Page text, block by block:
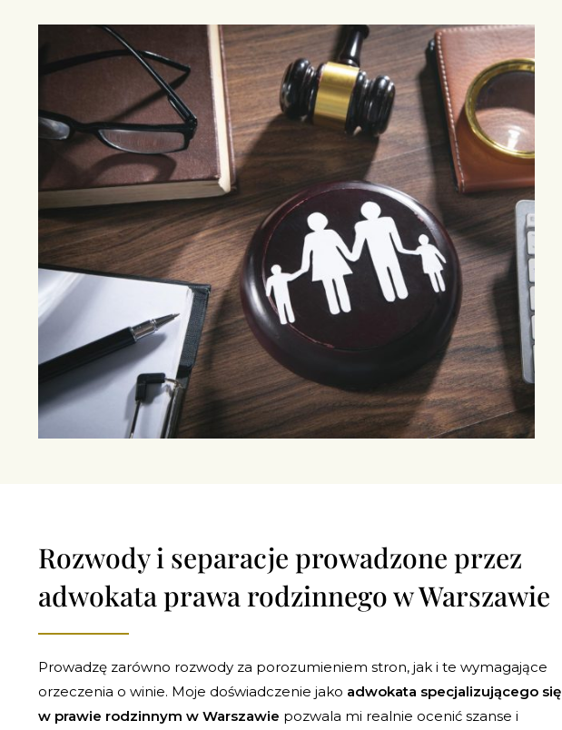
Rozwody i separacje prowadzone przez
adwokata prawa rodzinnego w Warszawie
Prowadzę zarówno rozwody za porozumieniem stron, jak i te wymagające
orzeczenia o winie. Moje doświadczenie jako adwokata specjalizującego się
w prawie rodzinnym w Warszawie pozwala mi realnie ocenić szanse i